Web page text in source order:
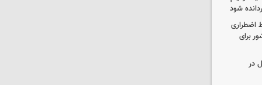
شود
اضطراری
برای
در